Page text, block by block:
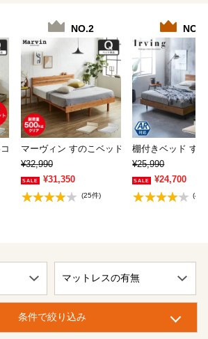
ンセント・引…
NO.2
マーヴィン すのこベッド 棚コンセント付き
¥32,990
¥31,350
(25件)
NO.3
棚付きベッド す
¥25,990
¥24,700
(40
条件で絞り込み